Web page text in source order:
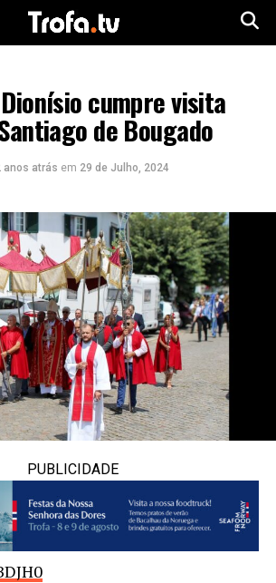
cumpre visita
de Bougado
anos atrás em 29 de Julho, 2024
PUBLICIDADE